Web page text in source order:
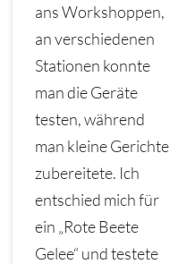
ans Workshoppen,
an verschiedenen
Stationen konnte
man die Geräte
testen, während
man kleine Gerichte
zubereitete. Ich
entschied mich für
ein „Rote Beete
Gelee“ und testete